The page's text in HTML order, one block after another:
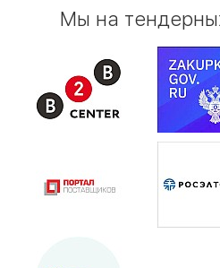
Мы на